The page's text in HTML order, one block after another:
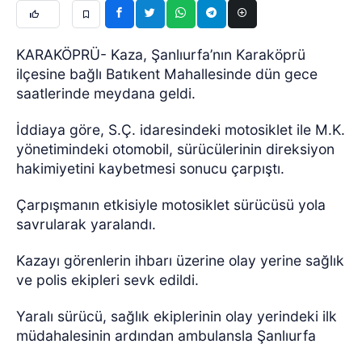
KARAKÖPRÜ- Kaza, Şanlıurfa’nın Karaköprü
ilçesine bağlı Batıkent Mahallesinde dün gece
saatlerinde meydana geldi.
İddiaya göre, S.Ç. idaresindeki motosiklet ile M.K.
yönetimindeki otomobil, sürücülerinin direksiyon
hakimiyetini kaybetmesi sonucu çarpıştı.
Çarpışmanın etkisiyle motosiklet sürücüsü yola
savrularak yaralandı.
Kazayı görenlerin ihbarı üzerine olay yerine sağlık
ve polis ekipleri sevk edildi.
Yaralı sürücü, sağlık ekiplerinin olay yerindeki ilk
müdahalesinin ardından ambulansla Şanlıurfa